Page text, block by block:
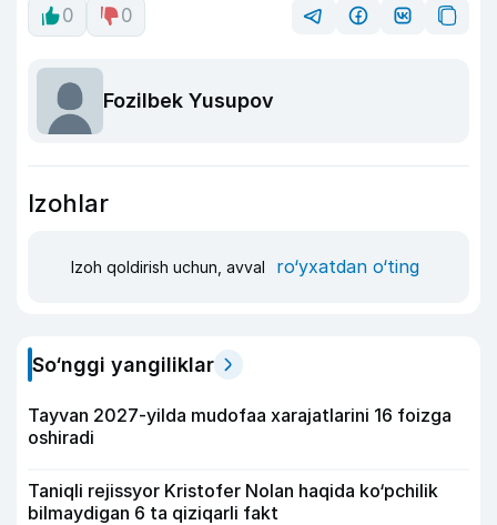
0 0
Fozilbek Yusupov
Izohlar
Izoh qoldirish uchun, avval ro‘yxatdan o‘ting
So‘nggi yangiliklar
Tayvan 2027-yilda mudofaa xarajatlarini 16 foizga
oshiradi
Taniqli rejissyor Kristofer Nolan haqida ko‘pchilik
bilmaydigan 6 ta qiziqarli fakt